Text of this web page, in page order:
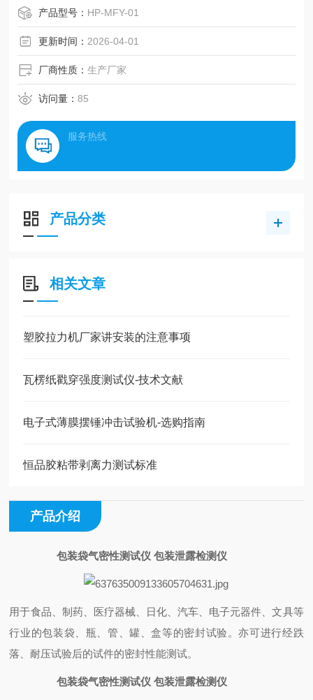
形状恢复情况，以此判定试样的密封性能。
产品型号： HP-MFY-01
更新时间： 2026-04-01
厂商性质：生产厂家
访问量：85
服务热线
产品分类
相关文章
塑胶拉力机厂家讲安装的注意事项
瓦楞纸戳穿强度测试仪-技术文献
电子式薄膜摆锤冲击试验机-选购指南
恒品胶粘带剥离力测试标准
产品介绍
包装袋气密性测试仪 包装泄露检测仪
用于食品、制药、医疗器械、日化、汽车、电子元器件、文具等
行业的包装袋、瓶、管、罐、盒等的密封试验。亦可进行经跌
落、耐压试验后的试件的密封性能测试。
包装袋气密性测试仪 包装泄露检测仪